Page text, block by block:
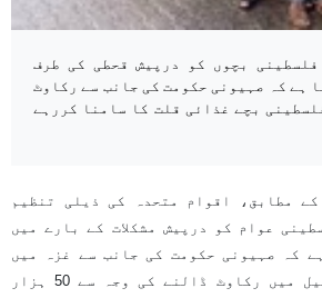
بچوں کو درپیش قحطی کی طرف
ہے کہ صہیونی حکومت کی جانب سے رکاوٹ
50 ہزار فلسطینی بچے غذائی قلت کا سامنا کررہے
کے مطابق، اقوام متحدہ کی ذیلی تنظیم
عوام کو درپیش مشکلات کے بارے میں
کہ صہیونی حکومت کی جانب سے غزہ میں
امدادی سامان کی ترسیل میں رکاوٹ ڈالنے کی وجہ سے 50 ہزار